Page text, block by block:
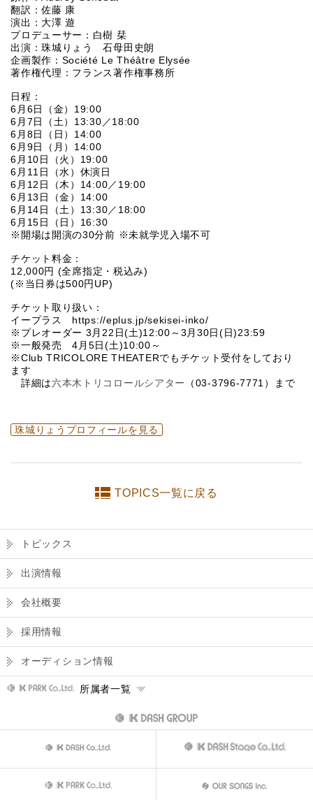
翻訳：佐藤 康
演出：大澤 遊
プロデューサー：白樹 栞
出演：珠城りょう 石母田史朗
企画製作：Société Le Théâtre Elysée
著作権代理：フランス著作権事務所
日程：
6月6日（金）19:00
6月7日（土）13:30／18:00
6月8日（日）14:00
6月9日（月）14:00
6月10日（火）19:00
6月11日（水）休演日
6月12日（木）14:00／19:00
6月13日（金）14:00
6月14日（土）13:30／18:00
6月15日（日）16:30
※開場は開演の30分前 ※未就学児入場不可
チケット料金：
12,000円 (全席指定・税込み)
(※当日券は500円UP)
チケット取り扱い：
イープラス https://eplus.jp/sekisei-inko/
※プレオーダー 3月22日(土)12:00～3月30日(日)23:59
※一般発売 4月5日(土)10:00～
※Club TRICOLORE THEATERでもチケット受付をしており
ます
詳細は六本木トリコロールシアター （03-3796-7771）まで
珠城りょうプロフィールを見る
TOPICS一覧に戻る
トピックス
出演情報
会社概要
採用情報
オーディション情報
所属者一覧